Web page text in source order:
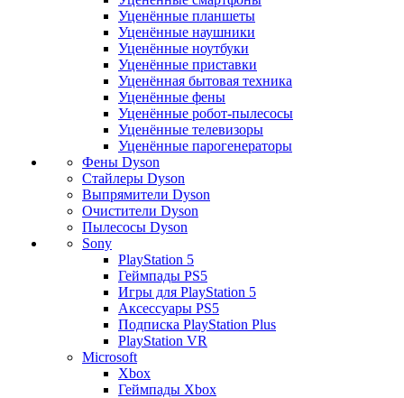
Уценённые планшеты
Уценённые наушники
Уценённые ноутбуки
Уценённые приставки
Уценённая бытовая техника
Уценённые фены
Уценённые робот-пылесосы
Уценённые телевизоры
Уценённые парогенераторы
Фены Dyson
Стайлеры Dyson
Выпрямители Dyson
Очистители Dyson
Пылесосы Dyson
Sony
PlayStation 5
Геймпады PS5
Игры для PlayStation 5
Аксессуары PS5
Подписка PlayStation Plus
PlayStation VR
Microsoft
Xbox
Геймпады Xbox